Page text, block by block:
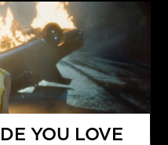
YOU LOVE